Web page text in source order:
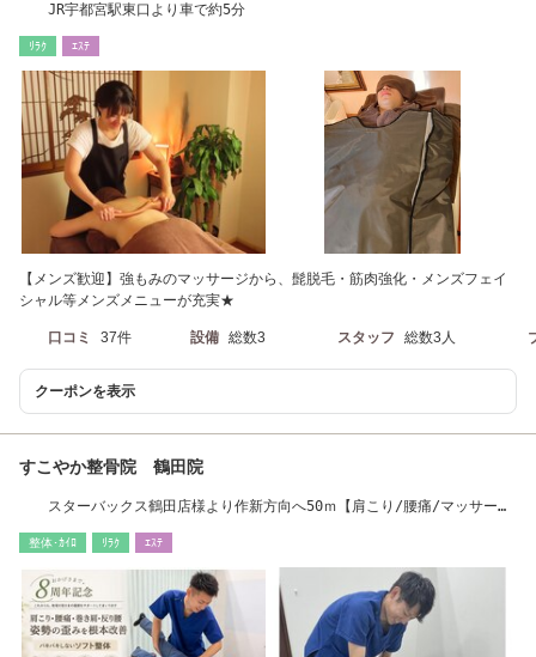
JR宇都宮駅東口より車で約5分
ﾘﾗｸ ｴｽﾃ
【メンズ歓迎】強もみのマッサージから、髭脱毛・筋肉強化・メンズフェイ
シャル等メンズメニューが充実★
口コミ 37件 設備 総数3 スタッフ 総数3人
クーポンを表示
すこやか整骨院 鶴田院
スターバックス鶴田店様より作新方向へ50ｍ【肩こり/腰痛/マッサー
整体･ｶｲﾛ ﾘﾗｸ ｴｽﾃ